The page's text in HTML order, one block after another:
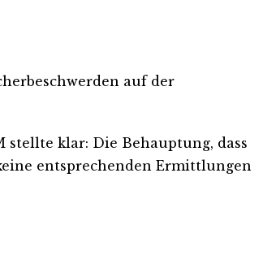
auf der
stellte klar: Die Behauptung, dass
entsprechenden Ermittlungen